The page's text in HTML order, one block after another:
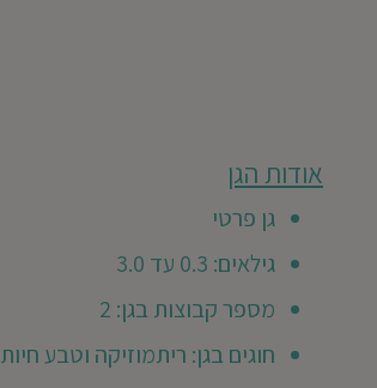
אודות הגן
גן פרטי
גילאים: 0.3 עד 3.0
מספר קבוצות בגן: 2
חוגים בגן: ריתמוזיקה וטבע חיות